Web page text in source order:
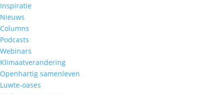
Inspiratie
Nieuws
Columns
Podcasts
Webinars
Klimaatverandering
Openhartig samenleven
Luwte-oases